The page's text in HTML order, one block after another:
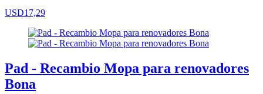
USD17,29
Pad - Recambio Mopa para renovadores
Bona